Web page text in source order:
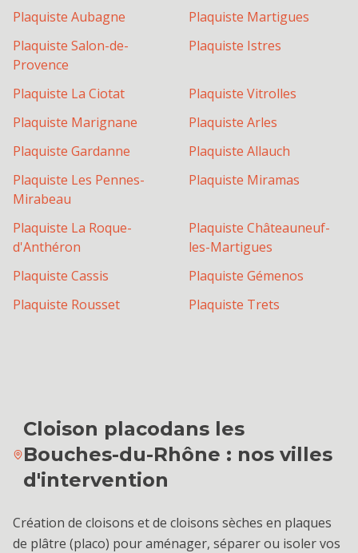
Plaquiste Aubagne Plaquiste Martigues
Plaquiste Salon-de-
Provence
Plaquiste Istres
Plaquiste La Ciotat Plaquiste Vitrolles
Plaquiste Marignane Plaquiste Arles
Plaquiste Gardanne Plaquiste Allauch
Plaquiste Les Pennes-
Mirabeau
Plaquiste Miramas
Plaquiste La Roque-
d'Anthéron
Plaquiste Châteauneuf-
les-Martigues
Plaquiste Cassis Plaquiste Gémenos
Plaquiste Rousset Plaquiste Trets
Cloison placodans les
Bouches-du-Rhône : nos villes
d'intervention
Création de cloisons et de cloisons sèches en plaques
de plâtre (placo) pour aménager, séparer ou isoler vos